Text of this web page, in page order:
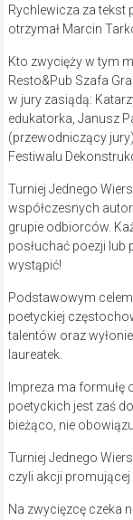
Rychlewicza za tekst
otrzymał Marcin
Kto zwycięży w tym
Resto&Pub Szafa
w jury zasiądą:
edukatorka, Janusz
(przewodniczący
Festiwalu
Turniej Jednego
współczesnych
grupie odbiorców.
posłuchać poezji lub
wystąpić!
Podstawowym
poetyckiej
talentów oraz
laureatek.
Impreza ma
poetyckich jest zaś
bieżąco, nie
Turniej Jednego
czyli akcji promującej
Na zwycięzcę czeka